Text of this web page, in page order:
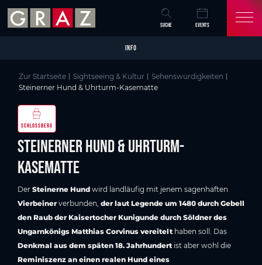
Skip to main content
Skip to table of contents
Skip to main navigation
SUCHE EVENTS
INFO
Zur Startseite Sightseeing & Kultur
Sehenswürdigkeiten
Steinerner Hund & Uhrturm-Kasematte
SCHLOSSBERG
Steinerner Hund & Uhrturm-
Kasematte
Der Steinerne Hund wird landläufig mit jenem sagenhaften
Vierbeiner verbunden, der laut Legende um 1480 durch Gebell
den Raub der Kaisertocher Kunigunde durch Söldner des
Ungarnkönigs Matthias Corvinus vereitelt haben soll. Das
Denkmal aus dem späten 18. Jahrhundert ist aber wohl die
Reminiszenz an einen realen Hund eines